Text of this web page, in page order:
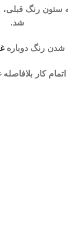
رنگ
شد.
شدن رنگ دوباره
اتمام کار